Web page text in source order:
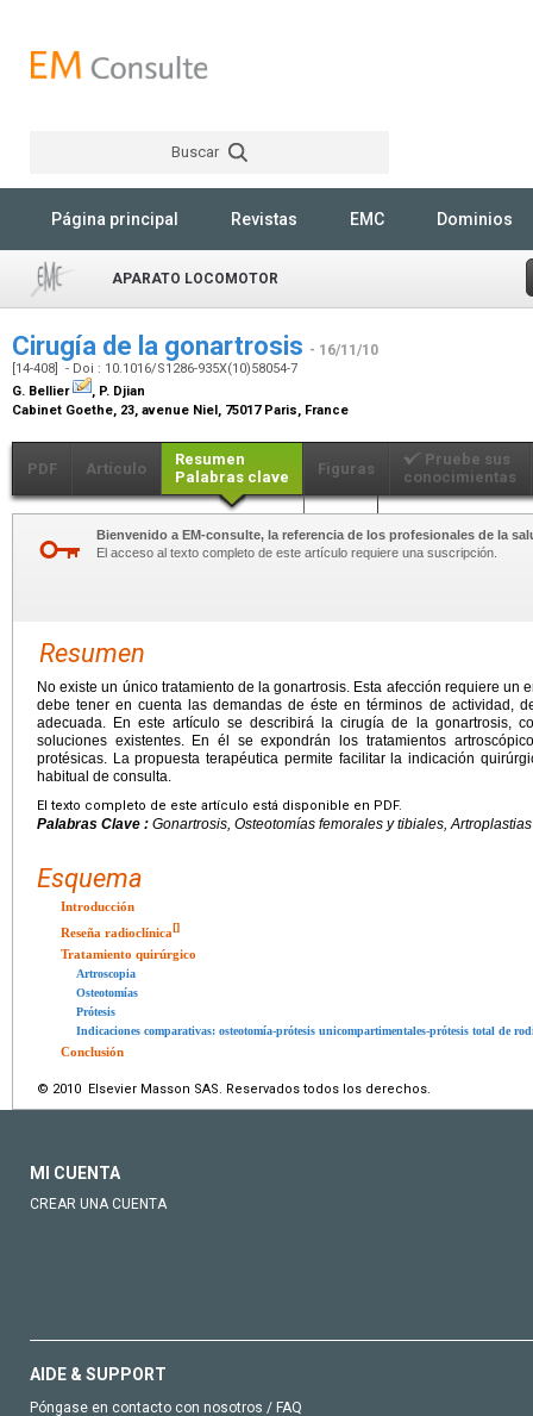
Buscar
Página principal Revistas EMC Dominios
APARATO LOCOMOTOR
Cirugía de la gonartrosis - 16/11/10
[14-408] - Doi : 10.1016/S1286-935X(10)58054-7
G. Bellier
, P. Djian
Cabinet Goethe, 23, avenue Niel, 75017 Paris, France
PDF Artículo
Resumen
Palabras clave
Figuras
Pruebe sus
conocimientas
Más...
Bienvenido a EM-consulte, la referencia de los profesionales de la
El acceso al texto completo de este artículo requiere una suscripción.
Resumen
No existe un único tratamiento de la gonartrosis. Esta afección requiere un
debe tener en cuenta las demandas de éste en términos de actividad,
adecuada. En este artículo se describirá la cirugía de la gonartrosis,
soluciones existentes. En él se expondrán los tratamientos
protésicas. La propuesta terapéutica permite facilitar la indicación
habitual de consulta.
El texto completo de este artículo está disponible en PDF.
Palabras Clave : Gonartrosis, Osteotomías femorales y tibiales,
Esquema
Introducción
Reseña radioclínica []
Tratamiento quirúrgico
Artroscopia
Osteotomías
Prótesis
Indicaciones comparativas: osteotomía-prótesis unicompartimentales-prótesis total de
Conclusión
© 2010 Elsevier Masson SAS. Reservados todos los derechos.
MI CUENTA
CREAR UNA CUENTA
AIDE & SUPPORT
Póngase en contacto con nosotros / FAQ